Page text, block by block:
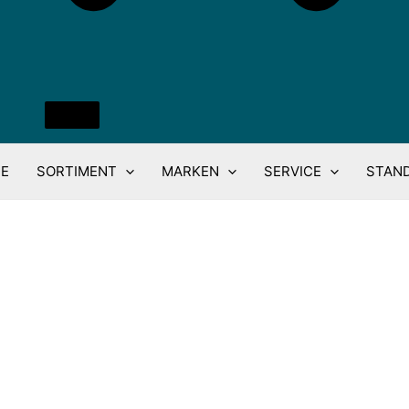
SORTIMENT MARKEN SERVICE